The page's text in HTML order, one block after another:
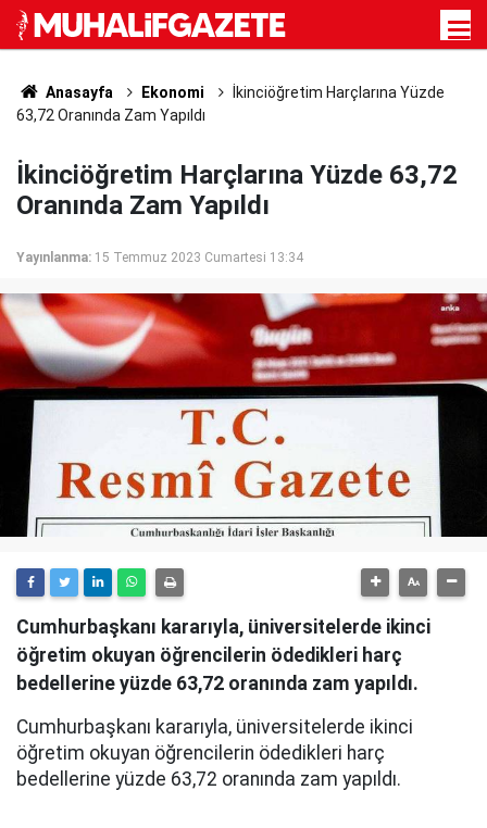
Anasayfa Ekonomi
İkinciöğretim Harçlarına Yüzde
63,72 Oranında Zam Yapıldı
İkinciöğretim Harçlarına Yüzde 63,72
Oranında Zam Yapıldı
Yayınlanma: 15 Temmuz 2023 Cumartesi 13:34
Cumhurbaşkanı kararıyla, üniversitelerde ikinci
öğretim okuyan öğrencilerin ödedikleri harç
bedellerine yüzde 63,72 oranında zam yapıldı.
Cumhurbaşkanı kararıyla, üniversitelerde ikinci
öğretim okuyan öğrencilerin ödedikleri harç
bedellerine yüzde 63,72 oranında zam yapıldı.